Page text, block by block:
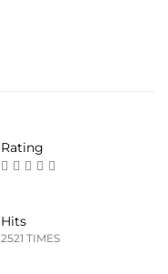
Rating
Hits
2521 TIMES